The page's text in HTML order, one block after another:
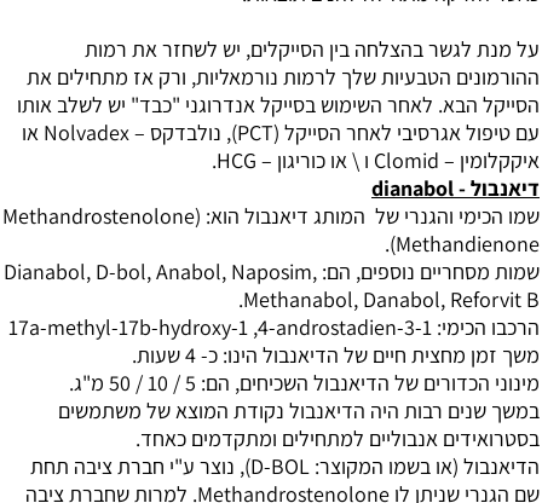
על מנת לגשר בהצלחה בין הסייקלים, יש לשחזר את רמות
ההורמונים הטבעיות שלך לרמות נורמאליות, ורק אז מתחילים את
הסייקל הבא. לאחר השימוש בסייקל אנדרוגני "כבד" יש לשלב אותו
עם טיפול אגרסיבי לאחר הסייקל (PCT), נולבדקס – Nolvadex או
איקקלומין – Clomid ו \ או כוריגון – HCG.
דיאנבול - dianabol
שמו הכימי והגנרי של המותג דיאנבול הוא: Methandrostenolone)
Methandienone).
שמות מסחריים נוספים, הם: Dianabol, D-bol, Anabol, Naposim,
Methanabol, Danabol, Reforvit B.
הרכבו הכימי: 17a-methyl-17b-hydroxy-1 ,4-androstadien-3-1
משך זמן מחצית חיים של הדיאנבול הינו: כ- 4 שעות.
מינוני הכדורים של הדיאנבול השכיחים, הם: 5 / 10 / 50 מ"ג.
במשך שנים רבות היה הדיאנבול נקודת המוצא של משתמשים
בסטרואידים אנבוליים למתחילים ומתקדמים כאחד.
הדיאנבול
(או בשמו המקוצר: D-BOL), נוצר ע"י חברת ציבה תחת
שם הגנרי שניתן לו Methandrostenolone. למרות שחברת ציבה